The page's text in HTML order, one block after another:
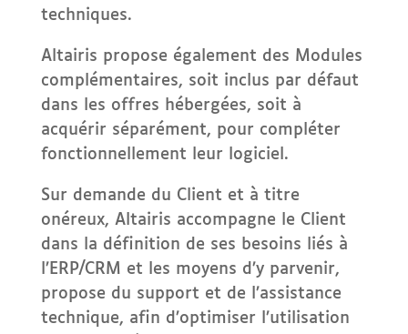
techniques.
Altairis propose également des Modules
complémentaires, soit inclus par défaut
dans les offres hébergées, soit à
acquérir séparément, pour compléter
fonctionnellement leur logiciel.
Sur demande du Client et à titre
onéreux, Altairis accompagne le Client
dans la définition de ses besoins liés à
l’ERP/CRM et les moyens d’y parvenir,
propose du support et de l’assistance
technique, afin d’optimiser l’utilisation